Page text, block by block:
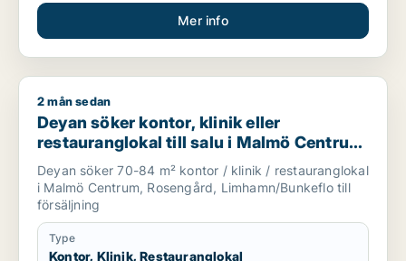
Mer info
Deyan söker kontor, klinik eller restauranglokal till salu i
2 mån sedan
Deyan söker kontor, klinik eller
restauranglokal till salu i Malmö Centrum,
Rosengård eller Limhamn/Bunkeflo
Deyan söker 70-84 m² kontor / klinik / restauranglokal
i Malmö Centrum, Rosengård, Limhamn/Bunkeflo till
försäljning
Type
Kontor, Klinik, Restauranglokal